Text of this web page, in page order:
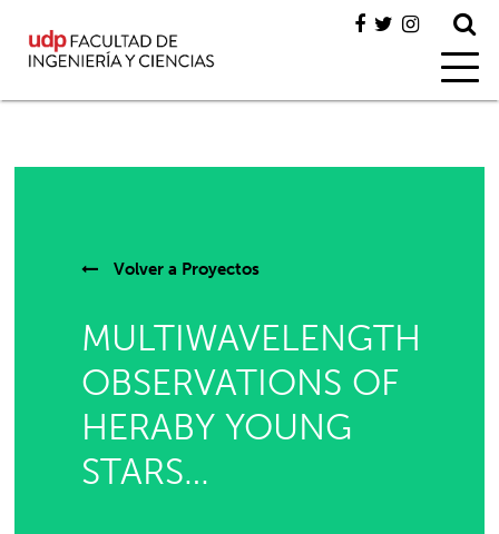
Volver a Proyectos
MULTIWAVELENGTH
OBSERVATIONS OF
HERABY YOUNG
STARS…